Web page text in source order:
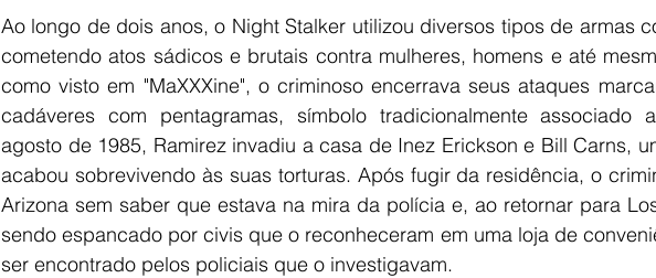
Ao longo de dois anos, o Night Stalker utilizou diversos tipos de armas
cometendo atos sádicos e brutais contra mulheres, homens e até
como visto em "MaXXXine", o criminoso encerrava seus ataques
cadáveres com pentagramas, símbolo tradicionalmente associado
agosto de 1985, Ramirez invadiu a casa de Inez Erickson e Bill Carns,
acabou sobrevivendo às suas torturas. Após fugir da residência, o
Arizona sem saber que estava na mira da polícia e, ao retornar para
sendo espancado por civis que o reconheceram em uma loja de
ser encontrado pelos policiais que o investigavam.